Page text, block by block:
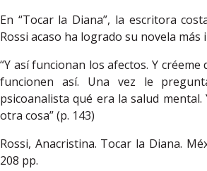
En “Tocar la Diana”, la escritora
Rossi acaso ha logrado su novela más
“Y así funcionan los afectos. Y créeme
funcionen así. Una vez le
psicoanalista qué era la salud mental.
otra cosa” (p. 143)
Rossi, Anacristina. Tocar la Diana.
208 pp.